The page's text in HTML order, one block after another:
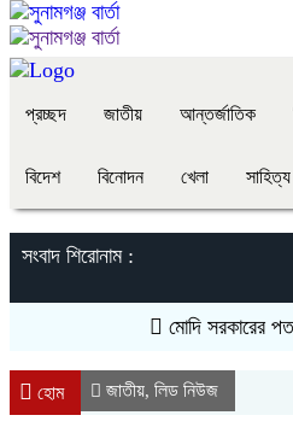
প্রচ্ছদ জাতীয় আন্তর্জাতিক
বিদেশ বিনোদন খেলা সাহিত্য
সংবাদ শিরোনাম :
মোদি সরকারের
হোম জাতীয়, লিড নিউজ